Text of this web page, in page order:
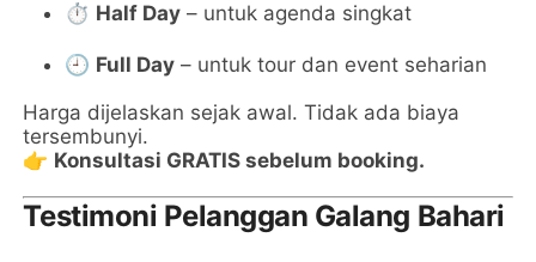
⏱️ Half Day – untuk agenda singkat
🕘 Full Day – untuk tour dan event seharian
Harga dijelaskan sejak awal. Tidak ada biaya
tersembunyi.
👉 Konsultasi GRATIS sebelum booking.
Testimoni Pelanggan Galang Bahari